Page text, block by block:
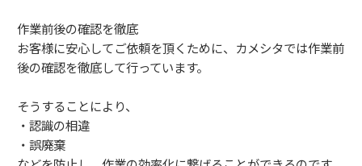
作業前後の確認を徹底
お客様に安心してご依頼を頂くために、カメシタでは作業前
後の確認を徹底して行っています。
そうすることにより、
・認識の相違
・誤廃棄